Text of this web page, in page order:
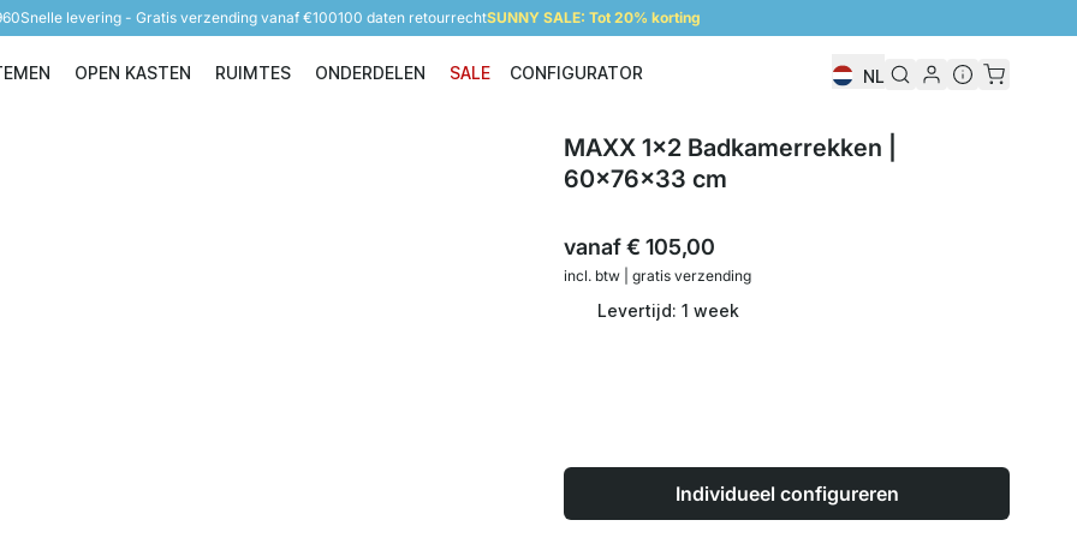
Snelle levering - Gratis verzending vanaf €100100 daten retourrechtSUNNY SALE: Tot 20% korting
Opbergsystemen
OPEN KASTEN
Open Kasten
RUIMTES
Ruimtes
ONDERDELEN
Onderdelen
SALE CONFIGURATOR NL
MAXX 1x2 Badkamerrekken |
60x76x33 cm
vanaf€ 105,00
incl. btw | gratis verzending
Levertijd: 1 week
Individueel configureren